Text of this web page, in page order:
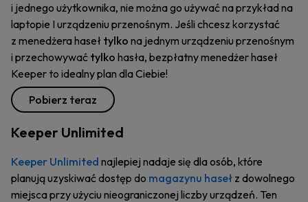
i jednego użytkownika, nie można go używać na przykład na
laptopie I urządzeniu przenośnym. Jeśli chcesz korzystać
z menedżera haseł tylko na jednym urządzeniu przenośnym
i przechowywać tylko hasła, bezpłatny menedżer haseł
Keeper to idealny plan dla Ciebie!
Pobierz teraz
Keeper Unlimited
Keeper Unlimited najlepiej nadaje się dla osób, które
planują uzyskiwać dostęp do magazynu haseł z dowolnego
miejsca przy użyciu nieograniczonej liczby urządzeń. Ten